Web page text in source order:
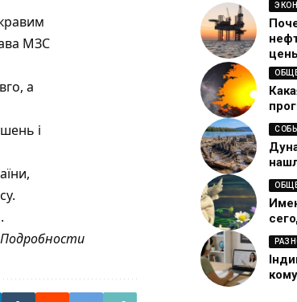
МЗС
а
і
Подробности